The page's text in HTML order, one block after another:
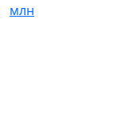
млн